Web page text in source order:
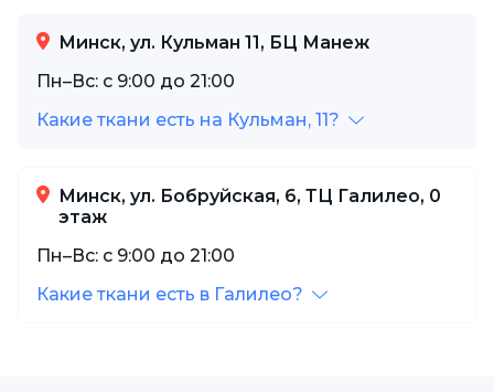
Минск, ул. Кульман 11, БЦ Манеж
Пн–Вс: с 9:00 до 21:00
Какие ткани есть на Кульман, 11?
Минск, ул. Бобруйская, 6, ТЦ Галилео, 0
этаж
Пн–Вс: с 9:00 до 21:00
Какие ткани есть в Галилео?